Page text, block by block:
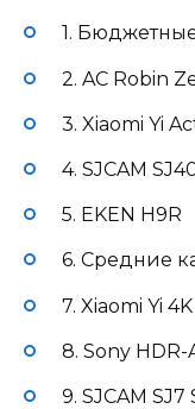
1.
2. AC Robin
3. Xiaomi Yi
4. SJCAM
5. EKEN H9R
6. Средние
7. Xiaomi Yi
8. Sony HDR-
9. SJCAM SJ7